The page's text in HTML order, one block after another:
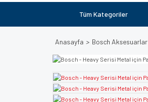
Tüm Kategoriler
Anasayfa Bosch Aksesuarlar